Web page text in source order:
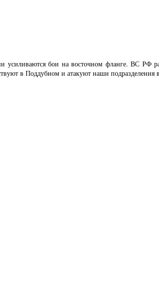
усиливаются бои на восточном фланге. ВС РФ
в Поддубном и атакуют наши подразделения